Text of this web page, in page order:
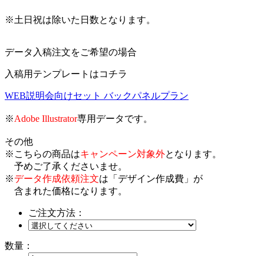
※土日祝は除いた日数となります。
データ入稿注文をご希望の場合
入稿用テンプレートはコチラ
WEB説明会向けセット バックパネルプラン
※Adobe Illustrator専用データです。
その他
※こちらの商品はキャンペーン対象外となります。
予めご了承くださいませ。
※データ作成依頼注文は「デザイン作成費」が
含まれた価格になります。
ご注文方法：
数量：